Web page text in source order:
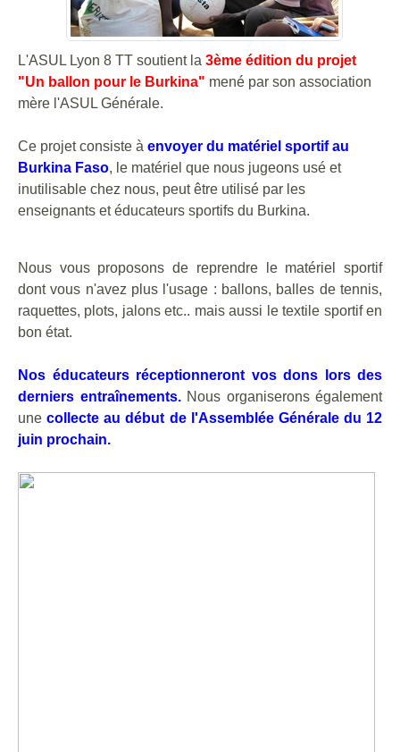
L'ASUL Lyon 8 TT soutient la 3ème édition du projet
"Un ballon pour le Burkina" mené par son association
mère l'ASUL Générale.
Ce projet consiste à envoyer du matériel sportif au
Burkina Faso, le matériel que nous jugeons usé et
inutilisable chez nous, peut être utilisé par les
enseignants et éducateurs sportifs du Burkina.
Nous vous proposons de reprendre le matériel sportif
dont vous n'avez plus l'usage : ballons, balles de tennis,
raquettes, plots, jalons etc.. mais aussi le textile sportif en
bon état.
Nos éducateurs réceptionneront vos dons lors des
derniers entraînements.Nous organiserons également
unecollecte au début de l'Assemblée Générale du 12
juin prochain.